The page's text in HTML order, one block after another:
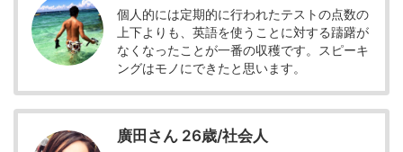
個人的には定期的に行われたテストの点数の
上下よりも、英語を使うことに対する躊躇が
なくなったことが一番の収穫です。スピーキ
ングはモノにできたと思います。
廣田さん 26歳/社会人